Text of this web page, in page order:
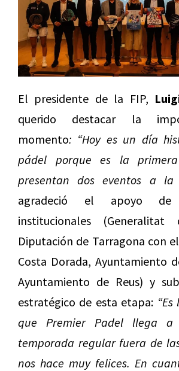
El presidente de la FIP,
querido destacar la
momento: “Hoy es un día
pádel porque es la
presentan dos eventos a la
agradeció el apoyo
institucionales (Generalitat
Diputación de Tarragona con
Costa Dorada, Ayuntamiento
Ayuntamiento de Reus) y
estratégico de esta etapa:
que Premier Padel llega a
temporada regular fuera de
nos hace muy felices. En